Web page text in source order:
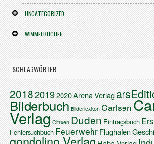
UNCATEGORIZED
WIMMELBÜCHER
SCHLAGWÖRTER
201820192020Arena Verlag
Bilderbuch Bilderlexikon Carlsen
Verlag Citroen DudenEintragsbuch
FehlersuchbuchFeuerwehrFlughafen